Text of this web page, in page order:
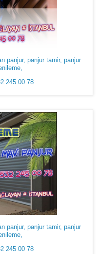
panjur, panjur tamir, panjur
245 00 78
panjur, panjur tamir, panjur
245 00 78